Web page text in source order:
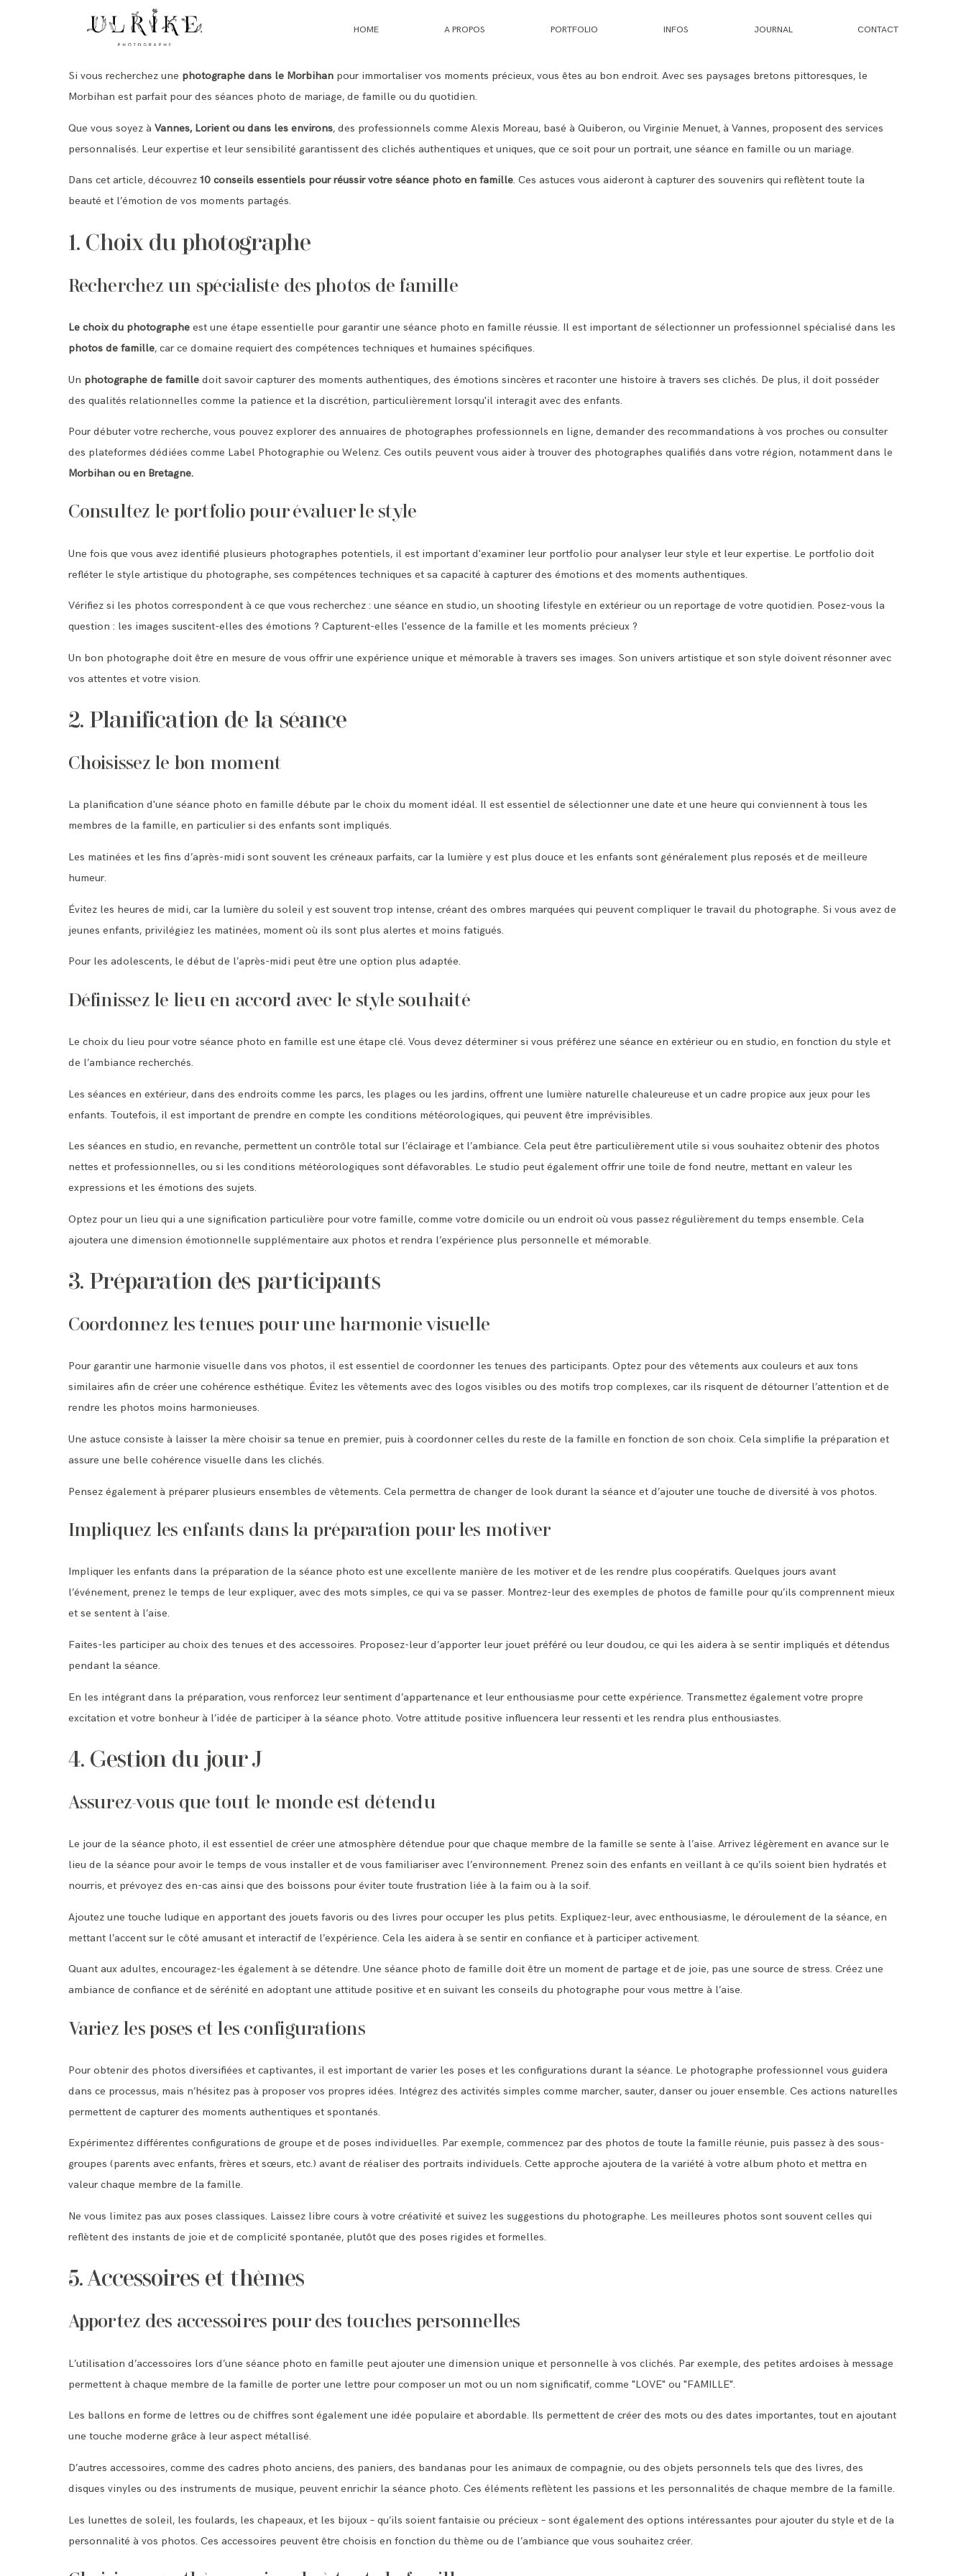
HOME A PROPOS PORTFOLIO INFOS JOURNAL CONTACT
Si vous recherchez une photographe dans le Morbihanpour immortaliser vos moments précieux, vous êtes au bon endroit. Avec ses paysages bretons pittoresques, le
Morbihan est parfait pour des séances photo de mariage, de famille ou du quotidien.
Que vous soyez à Vannes, Lorient ou dans les environs, des professionnels comme Alexis Moreau, basé à Quiberon, ou Virginie Menuet, à Vannes, proposent des services
personnalisés. Leur expertise et leur sensibilité garantissent des clichés authentiques et uniques, que ce soit pour un portrait, une séance en famille ou un mariage.
Dans cet article, découvrez10 conseils essentiels pour réussir votre séance photo en famille. Ces astuces vous aideront à capturer des souvenirs qui reflètent toute la
beauté et l’émotion de vos moments partagés.
1. Choix du photographe
Recherchez un spécialiste des photos de famille
Le choix du photographe est une étape essentielle pour garantir une séance photo en famille réussie. Il est important de sélectionner un professionnel spécialisé dans les
photos de famille, car ce domaine requiert des compétences techniques et humaines spécifiques.
Un photographe de familledoit savoir capturer des moments authentiques, des émotions sincères et raconter une histoire à travers ses clichés. De plus, il doit posséder
des qualités relationnelles comme la patience et la discrétion, particulièrement lorsqu'il interagit avec des enfants.
Pour débuter votre recherche, vous pouvez explorer des annuaires de photographes professionnels en ligne, demander des recommandations à vos proches ou consulter
des plateformes dédiées comme Label Photographie ou Welenz. Ces outils peuvent vous aider à trouver des photographes qualifiés dans votre région, notamment dans le
Morbihan ou en Bretagne.
Consultez le portfolio pour évaluer le style
Une fois que vous avez identifié plusieurs photographes potentiels, il est important d'examiner leur portfolio pour analyser leur style et leur expertise. Le portfolio doit
refléter le style artistique du photographe, ses compétences techniques et sa capacité à capturer des émotions et des moments authentiques.
Vérifiez si les photos correspondent à ce que vous recherchez : une séance en studio, un shooting lifestyle en extérieur ou un reportage de votre quotidien. Posez-vous la
question : les images suscitent-elles des émotions ? Capturent-elles l'essence de la famille et les moments précieux ?
Un bon photographe doit être en mesure de vous offrir une expérience unique et mémorable à travers ses images. Son univers artistique et son style doivent résonner avec
vos attentes et votre vision.
2. Planification de la séance
Choisissez le bon moment
La planification d'une séance photo en famille débute par le choix du moment idéal. Il est essentiel de sélectionner une date et une heure qui conviennent à tous les
membres de la famille, en particulier si des enfants sont impliqués.
Les matinées et les fins d’après-midi sont souvent les créneaux parfaits, car la lumière y est plus douce et les enfants sont généralement plus reposés et de meilleure
humeur.
Évitez les heures de midi, car la lumière du soleil y est souvent trop intense, créant des ombres marquées qui peuvent compliquer le travail du photographe. Si vous avez de
jeunes enfants, privilégiez les matinées, moment où ils sont plus alertes et moins fatigués.
Pour les adolescents, le début de l’après-midi peut être une option plus adaptée.
Définissez le lieu en accord avec le style souhaité
Le choix du lieu pour votre séance photo en famille est une étape clé. Vous devez déterminer si vous préférez une séance en extérieur ou en studio, en fonction du style et
de l’ambiance recherchés.
Les séances en extérieur, dans des endroits comme les parcs, les plages ou les jardins, offrent une lumière naturelle chaleureuse et un cadre propice aux jeux pour les
enfants. Toutefois, il est important de prendre en compte les conditions météorologiques, qui peuvent être imprévisibles.
Les séances en studio, en revanche, permettent un contrôle total sur l’éclairage et l’ambiance. Cela peut être particulièrement utile si vous souhaitez obtenir des photos
nettes et professionnelles, ou si les conditions météorologiques sont défavorables. Le studio peut également offrir une toile de fond neutre, mettant en valeur les
expressions et les émotions des sujets.
Optez pour un lieu qui a une signification particulière pour votre famille, comme votre domicile ou un endroit où vous passez régulièrement du temps ensemble. Cela
ajoutera une dimension émotionnelle supplémentaire aux photos et rendra l’expérience plus personnelle et mémorable.
3. Préparation des participants
Coordonnez les tenues pour une harmonie visuelle
Pour garantir une harmonie visuelle dans vos photos, il est essentiel de coordonner les tenues des participants. Optez pour des vêtements aux couleurs et aux tons
similaires afin de créer une cohérence esthétique. Évitez les vêtements avec des logos visibles ou des motifs trop complexes, car ils risquent de détourner l’attention et de
rendre les photos moins harmonieuses.
Une astuce consiste à laisser la mère choisir sa tenue en premier, puis à coordonner celles du reste de la famille en fonction de son choix. Cela simplifie la préparation et
assure une belle cohérence visuelle dans les clichés.
Pensez également à préparer plusieurs ensembles de vêtements. Cela permettra de changer de look durant la séance et d’ajouter une touche de diversité à vos photos.
Impliquez les enfants dans la préparation pour les motiver
Impliquer les enfants dans la préparation de la séance photo est une excellente manière de les motiver et de les rendre plus coopératifs. Quelques jours avant
l’événement, prenez le temps de leur expliquer, avec des mots simples, ce qui va se passer. Montrez-leur des exemples de photos de famille pour qu’ils comprennent mieux
et se sentent à l’aise.
Faites-les participer au choix des tenues et des accessoires. Proposez-leur d’apporter leur jouet préféré ou leur doudou, ce qui les aidera à se sentir impliqués et détendus
pendant la séance.
En les intégrant dans la préparation, vous renforcez leur sentiment d’appartenance et leur enthousiasme pour cette expérience. Transmettez également votre propre
excitation et votre bonheur à l’idée de participer à la séance photo. Votre attitude positive influencera leur ressenti et les rendra plus enthousiastes.
4. Gestion du jour J
Assurez-vous que tout le monde est détendu
Le jour de la séance photo, il est essentiel de créer une atmosphère détendue pour que chaque membre de la famille se sente à l’aise. Arrivez légèrement en avance sur le
lieu de la séance pour avoir le temps de vous installer et de vous familiariser avec l’environnement. Prenez soin des enfants en veillant à ce qu’ils soient bien hydratés et
nourris, et prévoyez des en-cas ainsi que des boissons pour éviter toute frustration liée à la faim ou à la soif.
Ajoutez une touche ludique en apportant des jouets favoris ou des livres pour occuper les plus petits. Expliquez-leur, avec enthousiasme, le déroulement de la séance, en
mettant l’accent sur le côté amusant et interactif de l’expérience. Cela les aidera à se sentir en confiance et à participer activement.
Quant aux adultes, encouragez-les également à se détendre. Une séance photo de famille doit être un moment de partage et de joie, pas une source de stress. Créez une
ambiance de confiance et de sérénité en adoptant une attitude positive et en suivant les conseils du photographe pour vous mettre à l’aise.
Variez les poses et les configurations
Pour obtenir des photos diversifiées et captivantes, il est important de varier les poses et les configurations durant la séance. Le photographe professionnel vous guidera
dans ce processus, mais n’hésitez pas à proposer vos propres idées. Intégrez des activités simples comme marcher, sauter, danser ou jouer ensemble. Ces actions naturelles
permettent de capturer des moments authentiques et spontanés.
Expérimentez différentes configurations de groupe et de poses individuelles. Par exemple, commencez par des photos de toute la famille réunie, puis passez à des sous-
groupes (parents avec enfants, frères et sœurs, etc.) avant de réaliser des portraits individuels. Cette approche ajoutera de la variété à votre album photo et mettra en
valeur chaque membre de la famille.
Ne vous limitez pas aux poses classiques. Laissez libre cours à votre créativité et suivez les suggestions du photographe. Les meilleures photos sont souvent celles qui
reflètent des instants de joie et de complicité spontanée, plutôt que des poses rigides et formelles.
5. Accessoires et thèmes
Apportez des accessoires pour des touches personnelles
L’utilisation d’accessoires lors d’une séance photo en famille peut ajouter une dimension unique et personnelle à vos clichés. Par exemple, des petites ardoises à message
permettent à chaque membre de la famille de porter une lettre pour composer un mot ou un nom significatif, comme "LOVE" ou "FAMILLE".
Les ballons en forme de lettres ou de chiffres sont également une idée populaire et abordable. Ils permettent de créer des mots ou des dates importantes, tout en ajoutant
une touche moderne grâce à leur aspect métallisé.
D’autres accessoires, comme des cadres photo anciens, des paniers, des bandanas pour les animaux de compagnie, ou des objets personnels tels que des livres, des
disques vinyles ou des instruments de musique, peuvent enrichir la séance photo. Ces éléments reflètent les passions et les personnalités de chaque membre de la famille.
Les lunettes de soleil, les foulards, les chapeaux, et les bijoux – qu’ils soient fantaisie ou précieux – sont également des options intéressantes pour ajouter du style et de la
personnalité à vos photos. Ces accessoires peuvent être choisis en fonction du thème ou de l’ambiance que vous souhaitez créer.
HOME
A PROPOS
PORTFOLIO
CONTACT